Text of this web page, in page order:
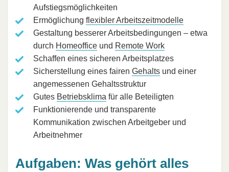
Aufstiegsmöglichkeiten
Ermöglichung flexibler Arbeitszeitmodelle
Gestaltung besserer Arbeitsbedingungen – etwa
durch Homeoffice und Remote Work
Schaffen eines sicheren Arbeitsplatzes
Sicherstellung eines fairen Gehalts und einer
angemessenen Gehaltsstruktur
Gutes Betriebsklima für alle Beteiligten
Funktionierende und transparente
Kommunikation zwischen Arbeitgeber und
Arbeitnehmer
Aufgaben: Was gehört alles